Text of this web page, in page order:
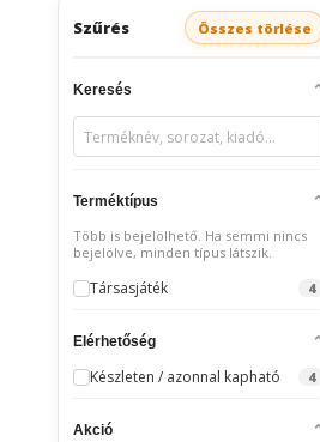
Szűrés Összes törlése
Keresés
Terméktípus
Több is bejelölhető. Ha semmi nincs
bejelölve, minden típus látszik.
Társasjáték 4
Elérhetőség
Készleten / azonnal kapható 4
Akció